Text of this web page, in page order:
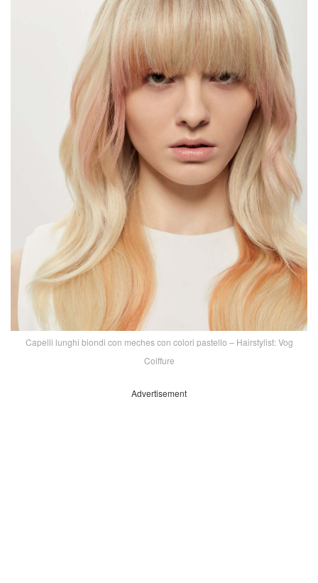
Capelli lunghi biondi con meches con colori pastello – Hairstylist: Vog
Coiffure
Advertisement